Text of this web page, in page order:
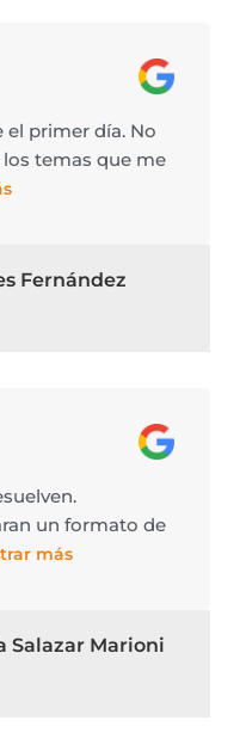
el primer día. No
temas que me
Fernández
un formato de
más
Salazar Marioni